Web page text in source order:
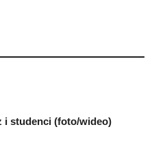
i studenci (foto/wideo)